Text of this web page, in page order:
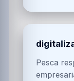
Pesca